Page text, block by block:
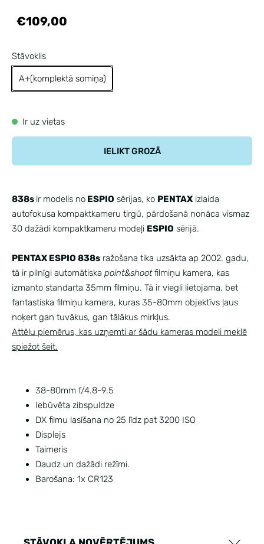
€109,00
Stāvoklis
A+(komplektā somiņa)
Ir uz vietas
IELIKT GROZĀ
838s ir modelis no ESPIO sērijas, ko PENTAX izlaida
autofokusa kompaktkameru tirgū, pārdošanā nonāca vismaz
30 dažādi kompaktkameru modeļi ESPIO sērijā.
PENTAX ESPIO 838s ražošana tika uzsākta ap 2002. gadu,
tā ir pilnīgi automātiska point&shootfilmiņu kamera, kas
izmanto standarta 35mm filmiņu. Tā ir viegli lietojama, bet
fantastiska filmiņu kamera, kuras 35-80mm objektīvs ļaus
noķert gan tuvākus, gan tālākus mirkļus.
Attēlu piemērus, kas uzņemti ar šādu kameras modeli meklē
spiežot šeit.
38-80mm f/4.8-9.5
Iebūvēta zibspuldze
DX filmu lasīšana no 25 līdz pat 3200 ISO
Displejs
Taimeris
Daudz un dažādi režīmi.
Barošana: 1x CR123